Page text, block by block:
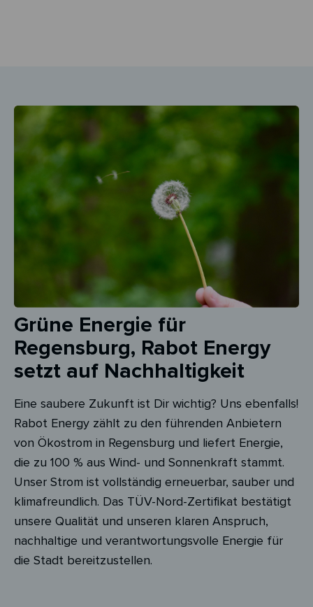
Grüne Energie für
Regensburg, Rabot Energy
setzt auf Nachhaltigkeit
Eine saubere Zukunft ist Dir wichtig? Uns ebenfalls!
Rabot Energy zählt zu den führenden Anbietern
von Ökostrom in Regensburg und liefert Energie,
die zu 100 % aus Wind- und Sonnenkraft stammt.
Unser Strom ist vollständig erneuerbar, sauber und
klimafreundlich. Das TÜV-Nord-Zertifikat bestätigt
unsere Qualität und unseren klaren Anspruch,
nachhaltige und verantwortungsvolle Energie für
die Stadt bereitzustellen.